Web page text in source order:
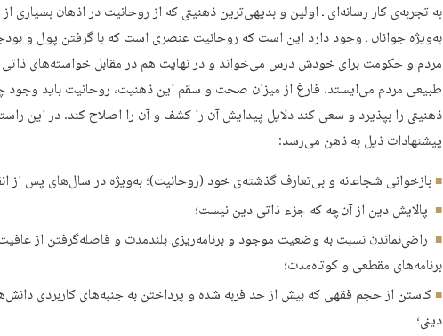
به تجربه‌ی کار رسانه‌ای ـ اولین و بدیهی‌ترین ذهنیتی که از روحانیت در اذهان بسیاری از
به‌ویژه جوانان ـ وجود دارد این است که روحانیت عنصری است که با گرفتن پول و
مردم و حکومت برای خودش درس می‌خواند و در نهایت هم در مقابل خواسته‌های
طبیعی مردم می‌ایستد. فارغ از میزان صحت و سقم این ذهنیت، روحانیت باید وجود
ذهنیتی را بپذیرد و سعی کند دلایل پیدایش آن را کشف و آن را اصلاح کند. در این
پیشنهادات ذیل به ذهن می‌رسد:
بازخوانی شجاعانه و بی‌تعارف گذشته‌ی خود (روحانیت)؛ به‌ویژه در سال‌های پس از
پالایش دین از آن‌چه که جزء ذاتی دین نیست؛
راضی‌نماندن نسبت به وضعیت موجود و برنامه‌ریزی بلند‌مدت و فاصله‌گرفتن از
برنامه‌های مقطعی و کوتاه‌مدت؛
کاستن از حجم فقهی که بیش‌ از حد فربه شده و پرداختن به جنبه‌های کاربردی
دینی؛